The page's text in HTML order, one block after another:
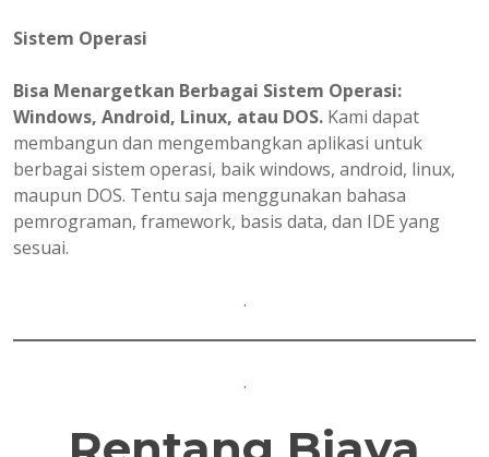
Sistem Operasi
Bisa Menargetkan Berbagai Sistem Operasi:
Windows, Android, Linux, atau DOS. Kami dapat
membangun dan mengembangkan aplikasi untuk
berbagai sistem operasi, baik windows, android, linux,
maupun DOS. Tentu saja menggunakan bahasa
pemrograman, framework, basis data, dan IDE yang
sesuai.
.
.